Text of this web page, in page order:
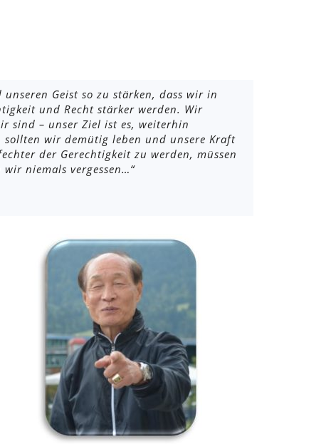
Geist so zu stärken, dass wir in
und Recht stärker werden. Wir
sind – unser Ziel ist es, weiterhin
wir demütig leben und unsere Kraft
der Gerechtigkeit zu werden, müssen
niemals vergessen…“